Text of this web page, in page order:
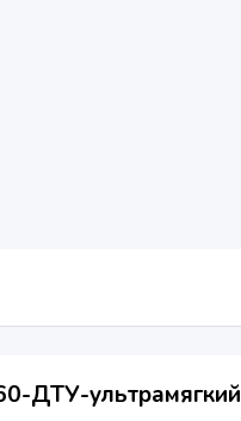
ДТУ-ультрамягкий